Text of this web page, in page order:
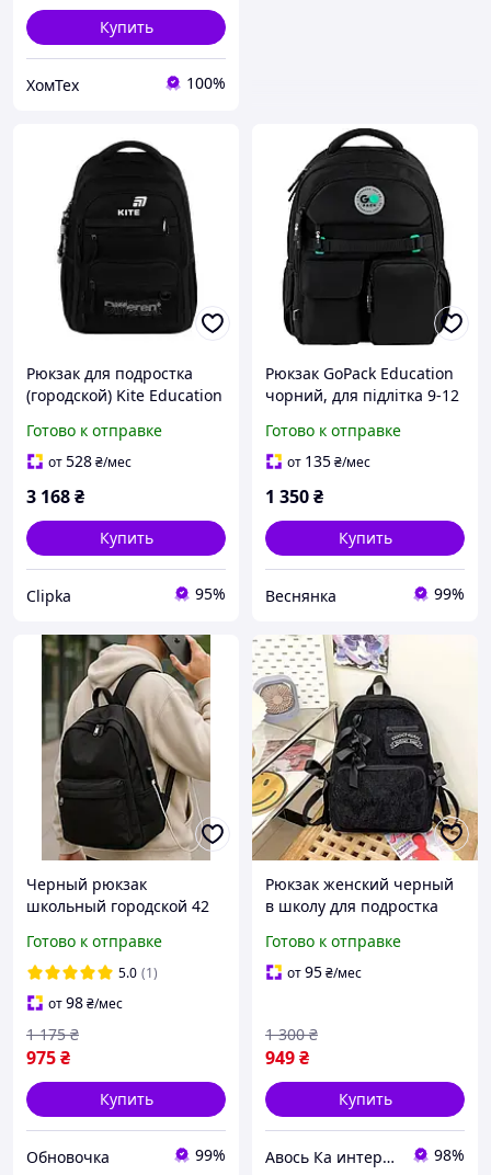
Купить
ХомТех 100%
Рюкзак для подростка
(городской) Kite Education
мальчиков, черный (K26-
1019L-2)
Готово к отправке
от528₴/мес
3 168₴
Купить
Clipka 95%
Рюкзак GoPack Education
чорний, для підлітка 9-12
ортопедичною спинкою
GO26-183M-3
Готово к отправке
от 135₴/мес
1 350₴
Купить
Веснянка 99%
Черный рюкзак
школьный городской 42
школу, студента
мальчика, женский
мужской для города
Готово к отправке
5.0 (1)
от98₴/мес
975₴
1 175 ₴
Купить
Обновочка 99%
Рюкзак женский черный
в школу для подростка
городские рюкзаки с
бантиками вельветовый
Готово к отправке
от95₴/мес
949₴
1 300 ₴
Купить
Авось Ка интернет-магазин рюкзаков и сумок 98%